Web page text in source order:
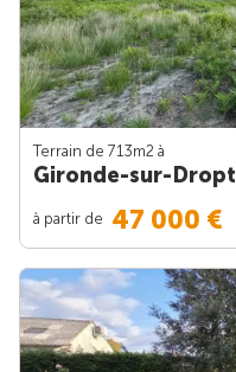
Terrain de 713m2 à
Gironde-sur-Dropt
à partir de 47 000 €